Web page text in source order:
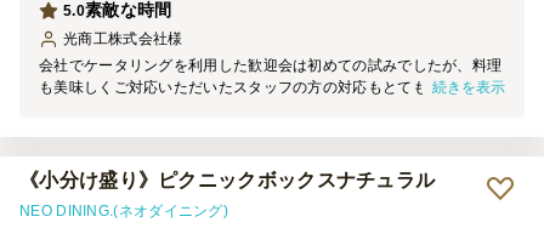
素敵な時間
5.0
光商工株式会社様
会社でケータリングを利用した歓迎会は初めての試みでしたが、料理
も美味しくご対応いただいたスタッフの方の対応もとても良く、社員
ください！
続きを表示
《小分け盛り》ピクニックボックスナチュラル
NEO DINING.(ネオダイニング)